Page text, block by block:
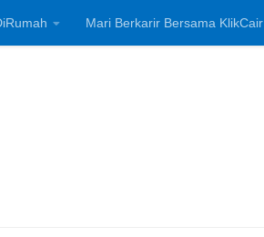
Mari Berkarir Bersama KlikCair